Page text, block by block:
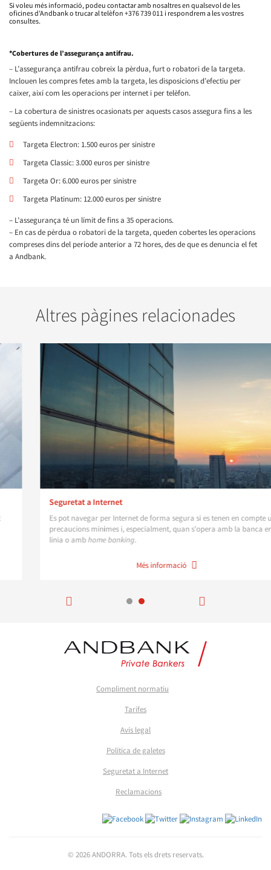
Si voleu més informació, podeu contactar amb nosaltres en qualsevol de les
oficines d’Andbank o trucar al telèfon +376 739 011 i respondrem a les vostres
consultes.
*Cobertures de l’assegurança antifrau.
– L’assegurança antifrau cobreix la pèrdua, furt o robatori de la targeta.
Inclouen les compres fetes amb la targeta, les disposicions d’efectiu per
caixer, així com les operacions per internet i per telèfon.
– La cobertura de sinistres ocasionats per aquests casos assegura fins a les
següents indemnitzacions:
Targeta Electron: 1.500 euros per sinistre
Targeta Classic: 3.000 euros per sinistre
Targeta Or: 6.000 euros per sinistre
Targeta Platinum: 12.000 euros per sinistre
– L’assegurança té un límit de fins a 35 operacions.
– En cas de pèrdua o robatori de la targeta, queden cobertes les operacions
compreses dins del període anterior a 72 hores, des de que es denuncia el fet
a Andbank.
Altres pàgines relacionades
Seguretat a Internet
Es pot navegar per Internet de forma segura si es tenen en compte unes
precaucions mínimes i, especialment, quan s'opera amb la banca en
línia o ambhome banking.
Més informació
Compliment normatiu
Tarifes
Avís legal
Política de galetes
Seguretat a Internet
Reclamacions
© 2026 ANDORRA. Tots els drets reservats.